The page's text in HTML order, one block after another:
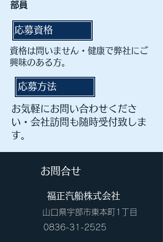
部員
​応募資格
​資格は問いません・健康で弊社にご
興味のある方。
​応募方法
​お気軽にお問い合わせくださ
い・会社訪問も随時受付致しま
す。
​ お問合せ
​ 福正汽船株式会社
​ 山口県宇部市東本町1丁目
0836-31-2525